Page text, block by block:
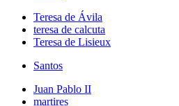
Teresa de Ávila
teresa de calcuta
Teresa de Lisieux
Santos
Juan Pablo II
martires